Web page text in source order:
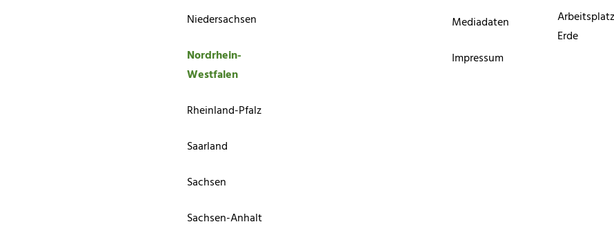
Niedersachsen
Nordrhein-
Westfalen
Rheinland-Pfalz
Saarland
Sachsen
Sachsen-Anhalt
Mediadaten
Impressum
Erde